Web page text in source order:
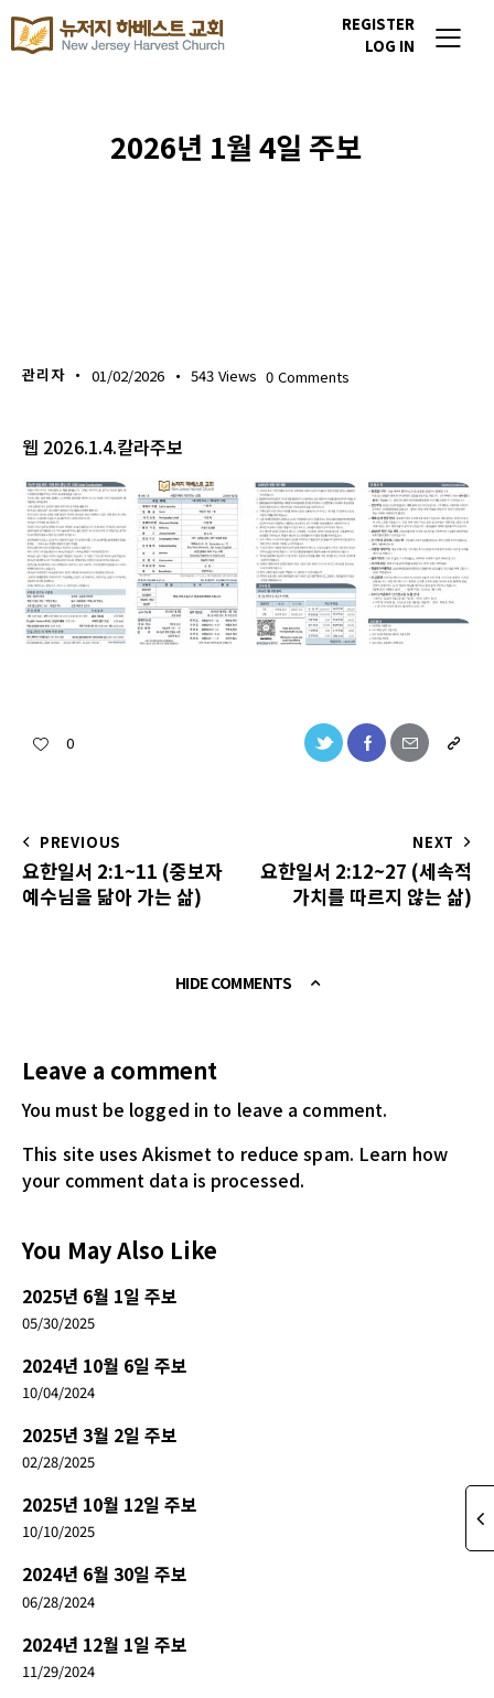
REGISTER
LOG IN
2026년 1월 4일 주보
관리자 01/02/2026 543 Views 0 Comments
웹 2026.1.4.칼라주보
0
PREVIOUS
요한일서 2:1~11 (중보자
예수님을 닮아 가는 삶)
NEXT
요한일서 2:12~27 (세속적
가치를 따르지 않는 삶)
HIDE COMMENTS
Leave a comment
You must be logged in to leave a comment.
This site uses Akismet to reduce spam. Learn how
your comment data is processed.
You May Also Like
2025년 6월 1일 주보
05/30/2025
2024년 10월 6일 주보
10/04/2024
2025년 3월 2일 주보
02/28/2025
2025년 10월 12일 주보
10/10/2025
2024년 6월 30일 주보
06/28/2024
2024년 12월 1일 주보
11/29/2024